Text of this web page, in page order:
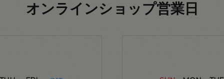
オンラインショップ営業日